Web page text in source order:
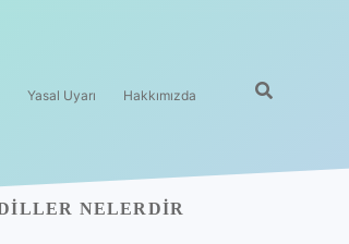
Yasal Uyarı Hakkımızda
NELERDIR